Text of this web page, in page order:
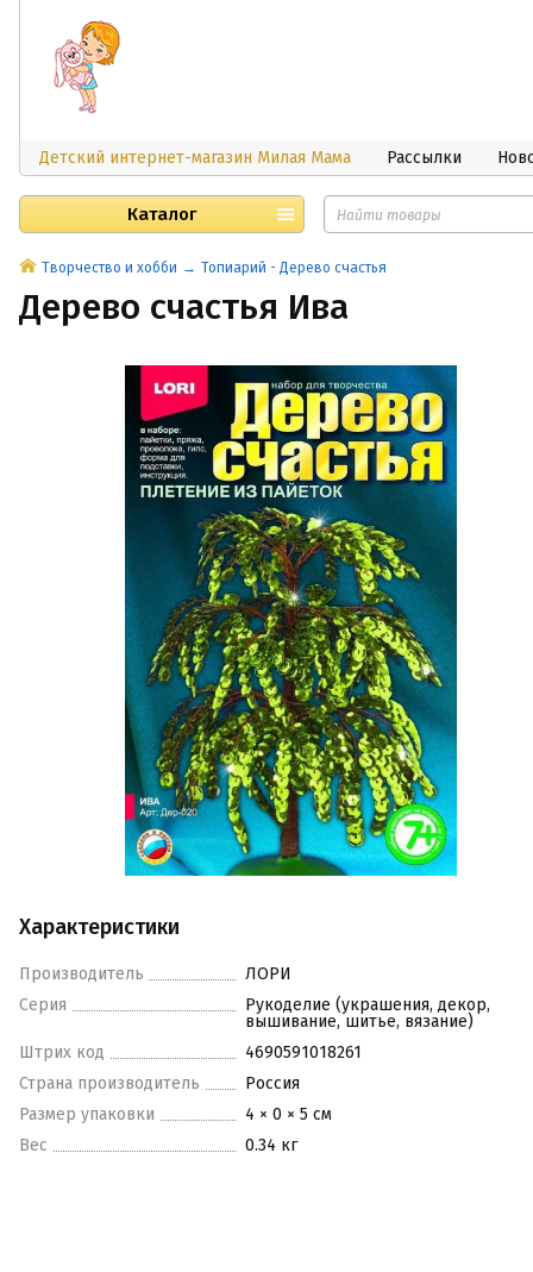
Детский интернет-магазин Милая Мама Рассылки
Каталог
Творчество и хобби Топиарий - Дерево счастья
Дерево счастья Ива
Характеристики
Производитель
ЛОРИ
Серия
Рукоделие (украшения, декор,
вышивание, шитье, вязание)
Штрих код
4690591018261
Страна производитель
Россия
Размер упаковки
4 × 0 × 5 см
Вес
0.34 кг